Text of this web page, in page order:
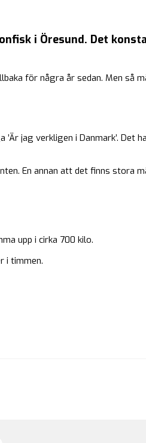
i Öresund. Det
för några år sedan. Men så
jag verkligen i Danmark’. Det
En annan att det finns stora
upp i cirka 700 kilo.
i timmen.